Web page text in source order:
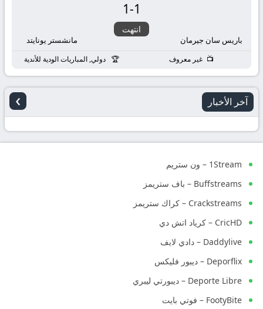
باريس سان جيرمان
1
-
1
انتهت
مانشستر يونايتد
غير معروف دولي, المباريات الودية للأندية
آخر الأخبار ›
1Stream – ون ستريم
Buffstreams – باف ستريمز
Crackstreams – كراك ستريمز
CricHD – كرياد اتش دي
Daddylive – دادي لايف
Deporflix – ديبور فليكس
Deporte Libre – ديبورتي ليبري
FootyBite – فوتي بايت